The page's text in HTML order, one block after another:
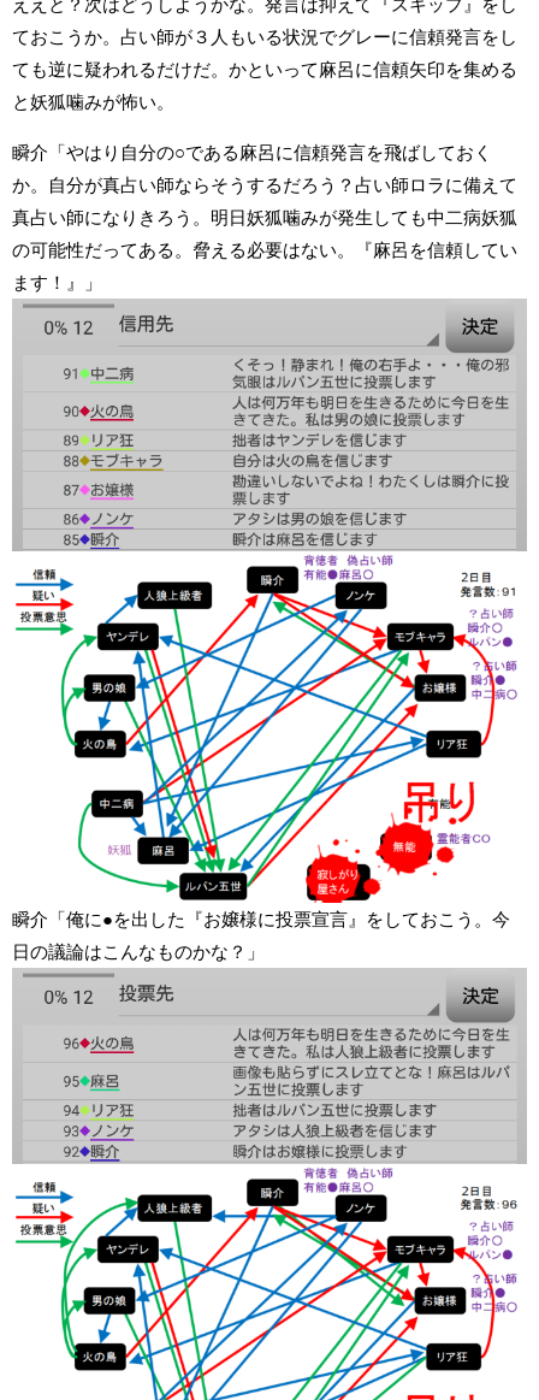
ええと？次はどうしようかな。発言は抑えて『スキップ』をし
ておこうか。占い師が３人もいる状況でグレーに信頼発言をし
ても逆に疑われるだけだ。かといって麻呂に信頼矢印を集める
と妖狐噛みが怖い。
瞬介「やはり自分の○である麻呂に信頼発言を飛ばしておく
か。自分が真占い師ならそうするだろう？占い師ロラに備えて
真占い師になりきろう。明日妖狐噛みが発生しても中二病妖狐
の可能性だってある。脅える必要はない。『麻呂を信頼してい
ます！』」
瞬介「俺に●を出した『お嬢様に投票宣言』をしておこう。今
日の議論はこんなものかな？」